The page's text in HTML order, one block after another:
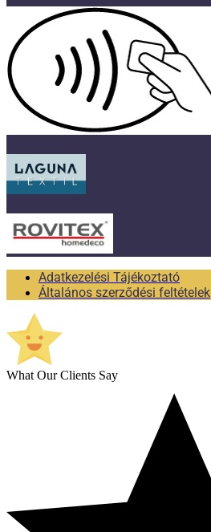
Adatkezelési Tájékoztató
Általános szerződési feltételek
What Our Clients Say